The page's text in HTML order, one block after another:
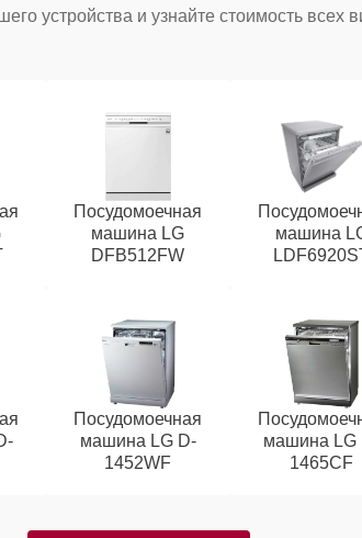
устройства и узнайте стоимость всех
Посудомоечная
машина LG
DFB512FW
машина
Посудомоечная
машина LG D-
1452WF
машина LG
1465CF